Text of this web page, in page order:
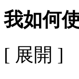
我如何
[ 展開 ]